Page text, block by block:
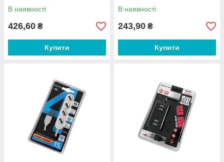
В наявності
426,60 ₴
Купити
В наявності
243,90 ₴
Купити